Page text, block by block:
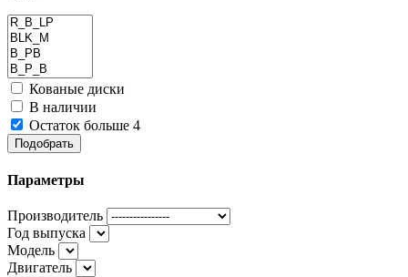
Кованые диски
В наличии
Остаток больше 4
Подобрать
Параметры
Производитель
Год выпуска
Модель
Двигатель